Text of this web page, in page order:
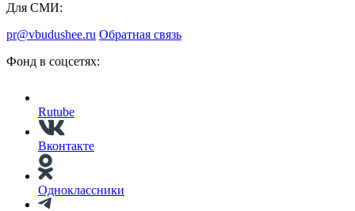
Для СМИ:
pr@vbudushee.ru Обратная связь
Фонд в соцсетях:
Rutube
Вконтакте
Одноклассники